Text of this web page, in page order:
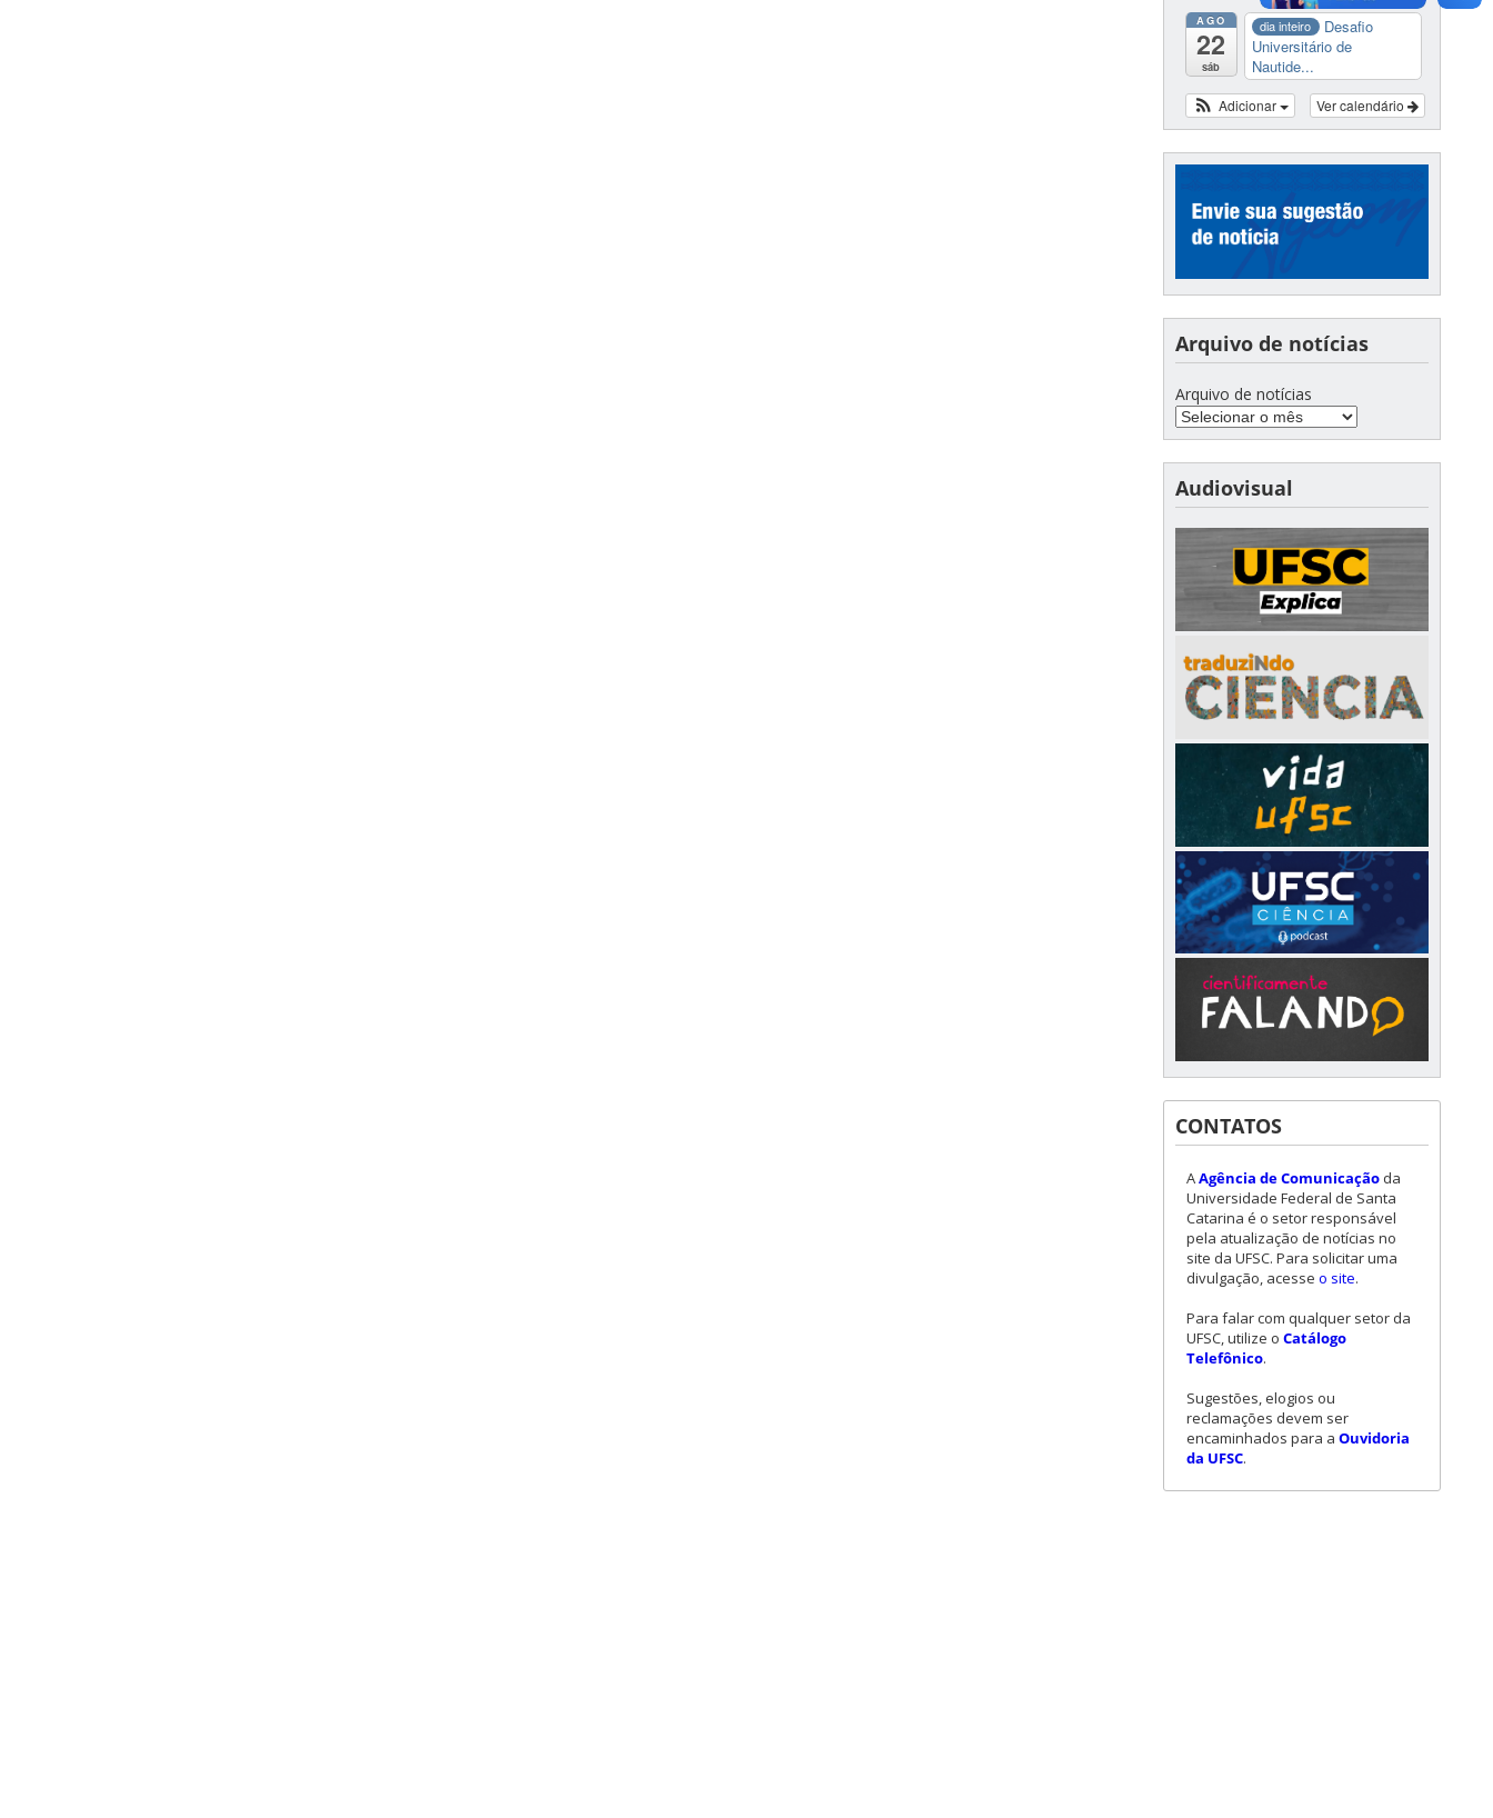
AGO
22
sáb
dia inteiro
Desafio
Universitário de
Nautide...
Ver calendário
Adicionar
Arquivo de notícias
Arquivo de notícias
Audiovisual
CONTATOS
AAgência de Comunicação da
Universidade Federal de Santa
Catarina é o setor responsável
pela atualização de notícias no
site da UFSC. Para solicitar uma
divulgação, acesse o site.
Para falar com qualquer setor da
UFSC, utilize o Catálogo
Telefônico.
Sugestões, elogios ou
reclamações devem ser
encaminhados para a Ouvidoria
da UFSC.